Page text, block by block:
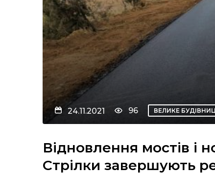
24.11.2021 96 ВЕЛИКЕ
Відновлення мостів
Стрілки завершують